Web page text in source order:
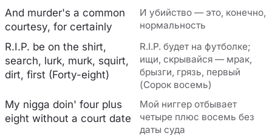
And murder's a common
courtesy, for certainly
И убийство — это, конечно,
нормальность
R.I.P. be on the shirt,
search, lurk, murk, squirt,
dirt, first (Forty-eight)
R.I.P. будет на футболке;
ищи, скрывайся — мрак,
брызги, грязь, первый
(Сорок восемь)
My nigga doin' four plus
eight without a court date
Мой ниггер отбывает
четыре плюс восемь без
даты суда